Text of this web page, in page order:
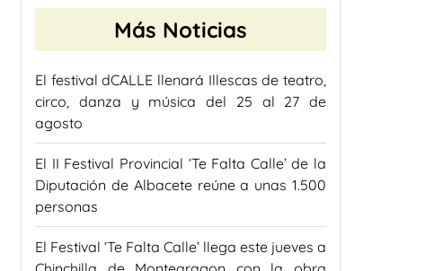
Más Noticias
El festival dCALLE llenará Illescas de teatro,
circo, danza y música del 25 al 27 de
agosto
El II Festival Provincial ‘Te Falta Calle’ de la
Diputación de Albacete reúne a unas 1.500
personas
El Festival ‘Te Falta Calle’ llega este jueves a